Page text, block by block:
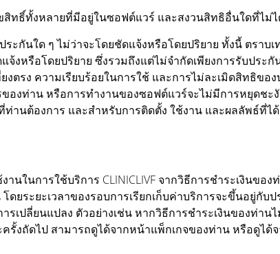
ขสิทธิ์ทั้งหลายที่มีอยู่ในซอฟต์แวร์ และสงวนสิทธิอื่นใดที่
กันใด ๆ ไม่ว่าจะโดยชัดแจ้งหรือโดยปริยาย ทั้งนี้ ตราบ
จ้งหรือโดยปริยาย ซึ่งรวมถึงแต่ไม่จำกัดเพียงการรับป
ตรง ความเรียบร้อยในการใช้ และการไม่ละเมิดสิทธิขอ
องท่าน หรือการทำงานของซอฟต์แวร์จะไม่มีการหยุดช
านต้องการ และสำหรับการติดตั้ง ใช้งาน และผลลัพธ์ที่ไ
นในการใช้บริการ CLINICLIVF จากวิธีการชำระเงินขอ
ดยระยะเวลาของรอบการเรียกเก็บค่าบริการจะขึ้นอยู่กั
ปลี่ยนแปลง ตัวอย่างเช่น หากวิธีการชำระเงินของท่าน
งถัดไป สามารถดูได้จากหน้าแพ็กเกจของท่าน หรือดูได้